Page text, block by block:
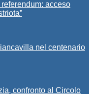
acceso
nel centenario
confronto al Circolo